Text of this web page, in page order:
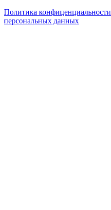
Политика конфиценциальности
персональных данных